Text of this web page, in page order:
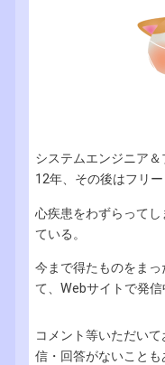
システムエンジニア
12年、その後はフリ
心疾患をわずらって
ている。
今まで得たものをま
て、Webサイトで発信
コメント等いただい
信・回答がないことも